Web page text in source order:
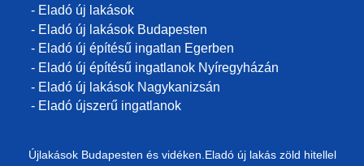
- Eladó új lakások
- Eladó új lakások Budapesten
- Eladó új építésű ingatlan Egerben
- Eladó új építésű ingatlanok Nyíregyházán
- Eladó új lakások Nagykanizsán
- Eladó újszerű ingatlanok
Újlakások Budapesten és vidéken.Eladó új lakás zöld hitellel